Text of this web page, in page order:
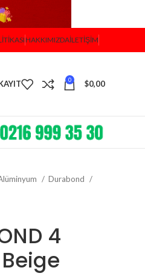
HAKKIMIZDAİLETIŞIM
0 $0,00
Durabond
4